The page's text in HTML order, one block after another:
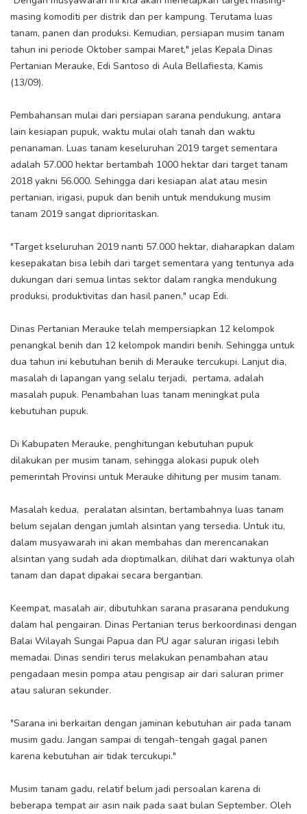
masing komoditi per distrik dan per kampung. Terutama luas
tanam, panen dan produksi. Kemudian, persiapan musim tanam
tahun ini periode Oktober sampai Maret," jelas Kepala Dinas
Pertanian Merauke, Edi Santoso di Aula Bellafiesta, Kamis
(13/09).
Pembahansan mulai dari persiapan sarana pendukung, antara
lain kesiapan pupuk, waktu mulai olah tanah dan waktu
penanaman. Luas tanam keseluruhan 2019 target sementara
adalah 57.000 hektar bertambah 1000 hektar dari target tanam
2018 yakni 56.000. Sehingga dari kesiapan alat atau mesin
pertanian, irigasi, pupuk dan benih untuk mendukung musim
tanam 2019 sangat diprioritaskan.
"Target kseluruhan 2019 nanti 57.000 hektar, diaharapkan dalam
kesepakatan bisa lebih dari target sementara yang tentunya ada
dukungan dari semua lintas sektor dalam rangka mendukung
produksi, produktivitas dan hasil panen," ucap Edi.
Dinas Pertanian Merauke telah mempersiapkan 12 kelompok
penangkal benih dan 12 kelompok mandiri benih. Sehingga untuk
dua tahun ini kebutuhan benih di Merauke tercukupi. Lanjut dia,
masalah di lapangan yang selalu terjadi, pertama, adalah
masalah pupuk. Penambahan luas tanam meningkat pula
kebutuhan pupuk.
Di Kabupaten Merauke, penghitungan kebutuhan pupuk
dilakukan per musim tanam, sehingga alokasi pupuk oleh
pemerintah Provinsi untuk Merauke dihitung per musim tanam.
Masalah kedua, peralatan alsintan, bertambahnya luas tanam
belum sejalan dengan jumlah alsintan yang tersedia. Untuk itu,
dalam musyawarah ini akan membahas dan merencanakan
alsintan yang sudah ada dioptimalkan, dilihat dari waktunya olah
tanam dan dapat dipakai secara bergantian.
Keempat, masalah air, dibutuhkan sarana prasarana pendukung
dalam hal pengairan. Dinas Pertanian terus berkoordinasi dengan
Balai Wilayah Sungai Papua dan PU agar saluran irigasi lebih
memadai. Dinas sendiri terus melakukan penambahan atau
pengadaan mesin pompa atau pengisap air dari saluran primer
atau saluran sekunder.
"Sarana ini berkaitan dengan jaminan kebutuhan air pada tanam
musim gadu. Jangan sampai di tengah-tengah gagal panen
karena kebutuhan air tidak tercukupi."
Musim tanam gadu, relatif belum jadi persoalan karena di
beberapa tempat air asin naik pada saat bulan September. Oleh